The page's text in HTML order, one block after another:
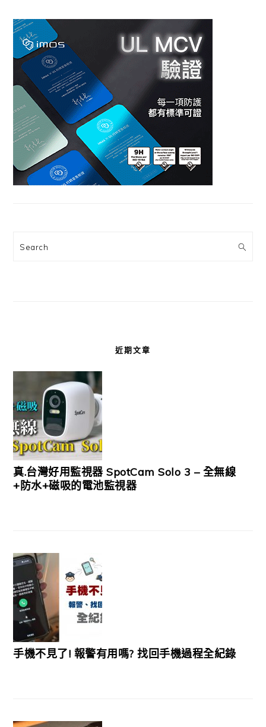
Search
近期文章
真.台灣好用監視器 SpotCam Solo 3 – 全無線
+防水+磁吸的電池監視器
手機不見了! 報警有用嗎? 找回手機過程全紀錄